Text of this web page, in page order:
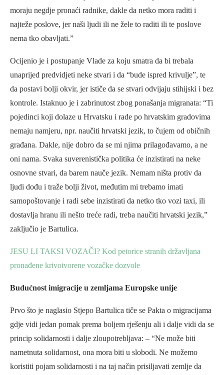
moraju negdje pronaći radnike, dakle da netko mora raditi i
najteže poslove, jer naši ljudi ili ne žele to raditi ili te poslove
nema tko obavljati.”
Ocijenio je i postupanje Vlade za koju smatra da bi trebala
unaprijed predvidjeti neke stvari i da “bude ispred krivulje”, te
da postavi bolji okvir, jer ističe da se stvari odvijaju stihijski i bez
kontrole. Istaknuo je i zabrinutost zbog ponašanja migranata: “Ti
pojedinci koji dolaze u Hrvatsku i rade po hrvatskim gradovima
nemaju namjeru, npr. naučiti hrvatski jezik, to čujem od običnih
građana. Dakle, nije dobro da se mi njima prilagođavamo, a ne
oni nama. Svaka suverenistička politika će inzistirati na neke
osnovne stvari, da barem nauče jezik. Nemam ništa protiv da
ljudi dođu i traže bolji život, međutim mi trebamo imati
samopoštovanje i radi sebe inzistirati da netko tko vozi taxi, ili
dostavlja hranu ili nešto treće radi, treba naučiti hrvatski jezik,”
zaključio je Bartulica.
JESU LI TAKSI VOZAČI? Kod petorice stranih državljana
pronađene krivotvorene vozačke dozvole
Budućnost imigracije u zemljama Europske unije
Prvo što je naglasio Stjepo Bartulica tiče se Pakta o migracijama
gdje vidi jedan pomak prema boljem rješenju ali i dalje vidi da se
princip solidarnosti i dalje zloupotrebljava: – “Ne može biti
nametnuta solidarnost, ona mora biti u slobodi. Ne možemo
koristiti pojam solidarnosti i na taj način prisiljavati zemlje da